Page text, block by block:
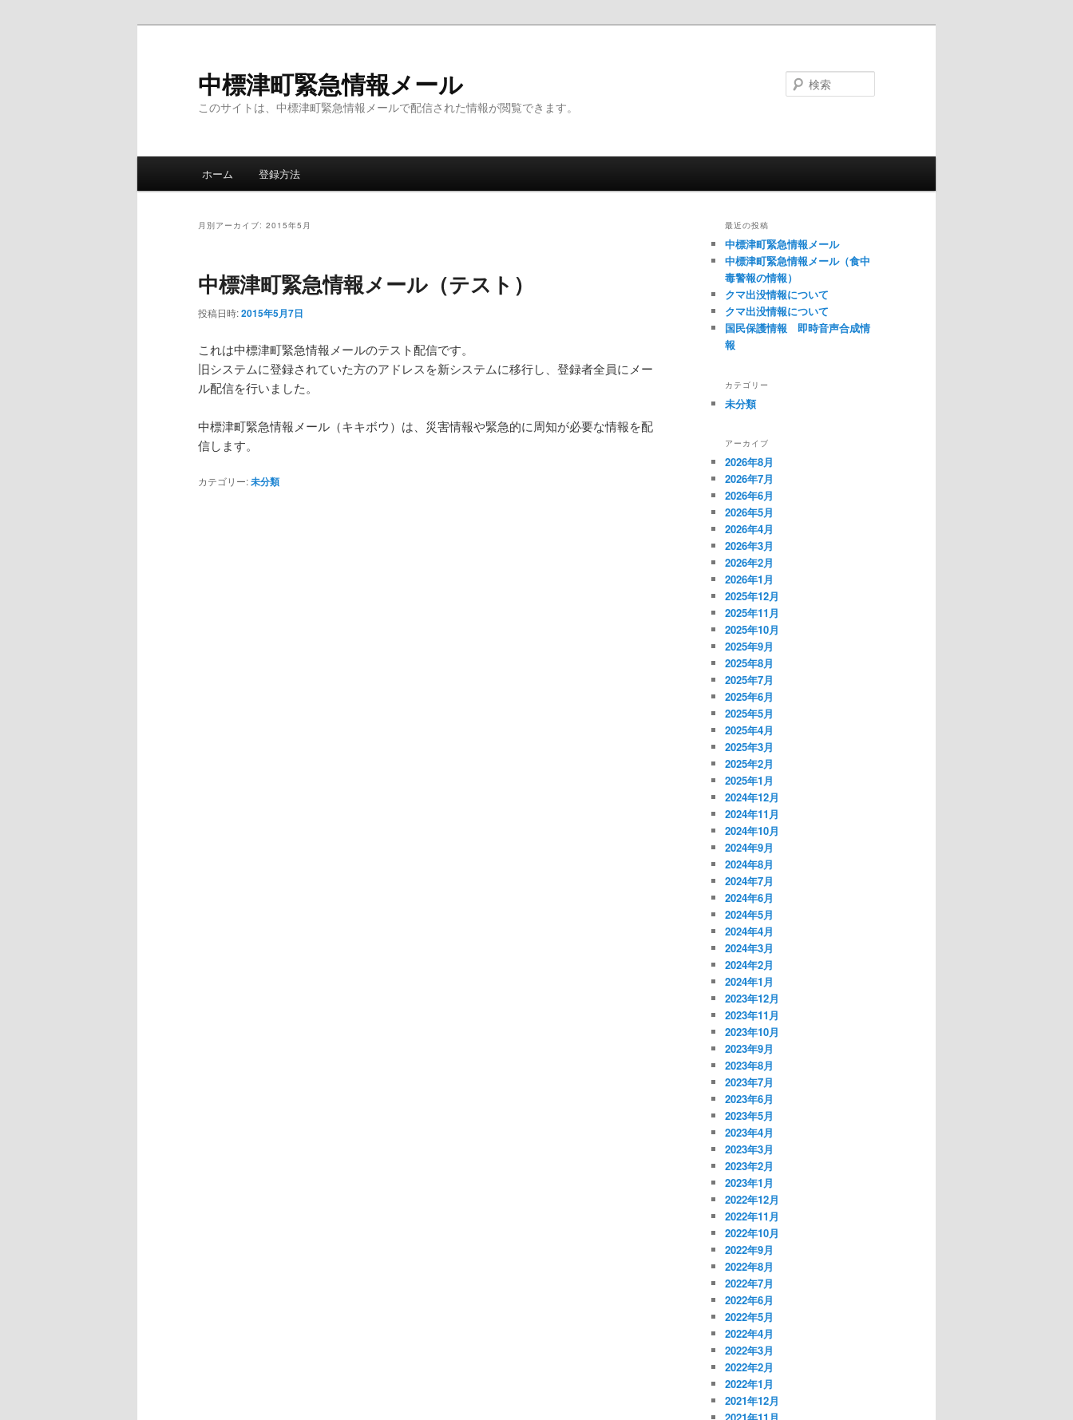
中標津町緊急情報メール
このサイトは、中標津町緊急情報メールで配信された情報が閲覧できます。
ホーム 登録方法
月別アーカイブ: 2015年5月
中標津町緊急情報メール（テスト）
投稿日時:2015年5月7日
これは中標津町緊急情報メールのテスト配信です。
旧システムに登録されていた方のアドレスを新システムに移行し、登録者全員にメー
ル配信を行いました。
中標津町緊急情報メール（キキボウ）は、災害情報や緊急的に周知が必要な情報を配
信します。
カテゴリー:未分類
最近の投稿
中標津町緊急情報メール
中標津町緊急情報メール（食中
毒警報の情報）
クマ出没情報について
クマ出没情報について
国民保護情報 即時音声合成情
報
カテゴリー
未分類
アーカイブ
2026年8月
2026年7月
2026年6月
2026年5月
2026年4月
2026年3月
2026年2月
2026年1月
2025年12月
2025年11月
2025年10月
2025年9月
2025年8月
2025年7月
2025年6月
2025年5月
2025年4月
2025年3月
2025年2月
2025年1月
2024年12月
2024年11月
2024年10月
2024年9月
2024年8月
2024年7月
2024年6月
2024年5月
2024年4月
2024年3月
2024年2月
2024年1月
2023年12月
2023年11月
2023年10月
2023年9月
2023年8月
2023年7月
2023年6月
2023年5月
2023年4月
2023年3月
2023年2月
2023年1月
2022年12月
2022年11月
2022年10月
2022年9月
2022年8月
2022年7月
2022年6月
2022年5月
2022年4月
2022年3月
2022年2月
2022年1月
2021年12月